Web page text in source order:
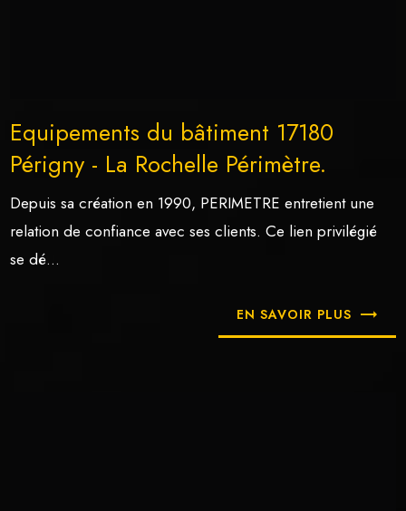
Equipements du bâtiment 17180
Périgny - La Rochelle Périmètre.
Depuis sa création en 1990, PERIMETRE entretient une
relation de confiance avec ses clients. Ce lien privilégié
se dé...
EN SAVOIR PLUS